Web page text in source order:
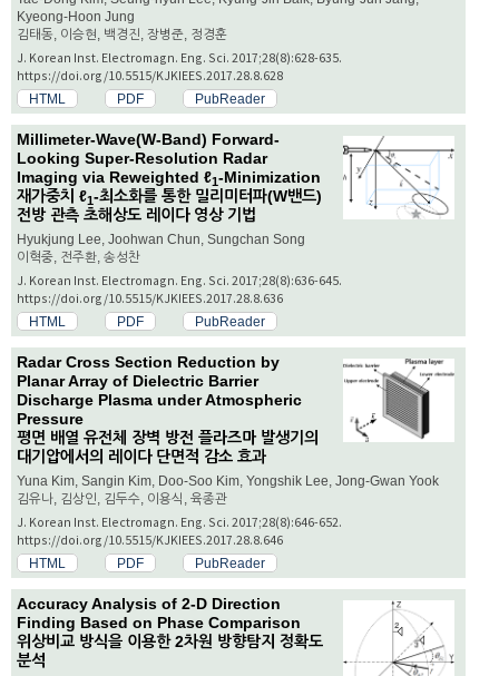
Kyeong-Hoon Jung
김태동, 이승현, 백경진, 장병준, 정경훈
J. Korean Inst. Electromagn. Eng. Sci. 2017;28(8):628-635.
https://doi.org/10.5515/KJKIEES.2017.28.8.628
HTML PDF PubReader
Millimeter-Wave(W-Band) Forward-
Looking Super-Resolution Radar
Imaging via Reweighted ℓ1-Minimization
재가중치 ℓ1-최소화를 통한 밀리미터파(W밴드)
전방 관측 초해상도 레이다 영상 기법
Hyukjung Lee, Joohwan Chun, Sungchan Song
이혁중, 전주환, 송성찬
J. Korean Inst. Electromagn. Eng. Sci. 2017;28(8):636-645.
https://doi.org/10.5515/KJKIEES.2017.28.8.636
HTML PDF PubReader
Radar Cross Section Reduction by
Planar Array of Dielectric Barrier
Discharge Plasma under Atmospheric
Pressure
평면 배열 유전체 장벽 방전 플라즈마 발생기의
대기압에서의 레이다 단면적 감소 효과
Yuna Kim, Sangin Kim, Doo-Soo Kim, Yongshik Lee, Jong-Gwan Yook
김유나, 김상인, 김두수, 이용식, 육종관
J. Korean Inst. Electromagn. Eng. Sci. 2017;28(8):646-652.
https://doi.org/10.5515/KJKIEES.2017.28.8.646
HTML PDF PubReader
Accuracy Analysis of 2-D Direction
Finding Based on Phase Comparison
위상비교 방식을 이용한 2차원 방향탐지 정확도
분석